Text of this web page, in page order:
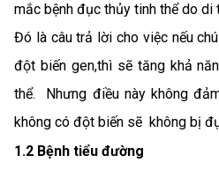
mắc bệnh đục thủy tinh thể do di
Đó là câu trả lời cho việc nếu
đột biến gen,thì sẽ tăng khả
thể. Nhưng điều này không
không có đột biến sẽ không bị
1.2 Bệnh tiểu đường